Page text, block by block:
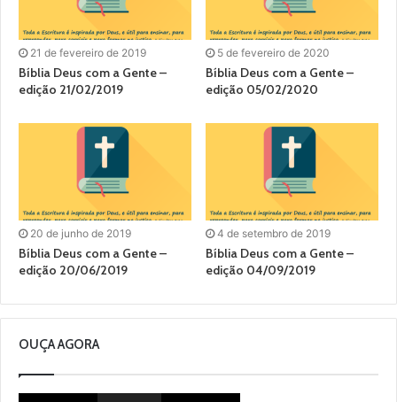
21 de fevereiro de 2019
Bíblia Deus com a Gente –
edição 21/02/2019
5 de fevereiro de 2020
Bíblia Deus com a Gente –
edição 05/02/2020
20 de junho de 2019
Bíblia Deus com a Gente –
edição 20/06/2019
4 de setembro de 2019
Bíblia Deus com a Gente –
edição 04/09/2019
OUÇA AGORA